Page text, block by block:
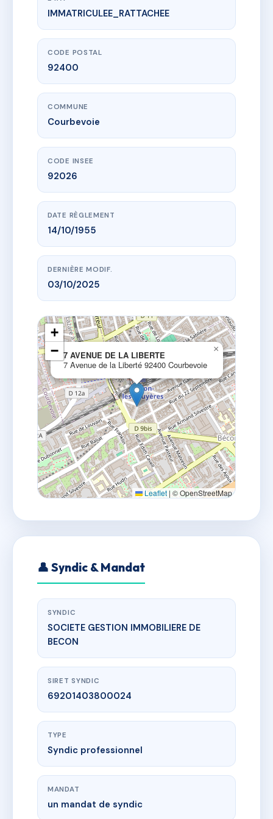
www.vme.plus/AC6429674
7 AVENUE DE LA LIBERTE
7 Avenue De La Liberté
IMMATRICULEE_RATTACHEE
CODE POSTAL
92400
COMMUNE
Courbevoie
CODE INSEE
92026
DATE RÈGLEMENT
14/10/1955
DERNIÈRE MODIF.
03/10/2025
7 AVENUE DE LA LIBERTE
7 Avenue de la Liberté 92400 Courbevoie
×
+
−
Leaflet | © OpenStreetMap
👤 Syndic & Mandat
SYNDIC
SOCIETE GESTION IMMOBILIERE DE
BECON
SIRET SYNDIC
69201403800024
TYPE
Syndic professionnel
MANDAT
un mandat de syndic